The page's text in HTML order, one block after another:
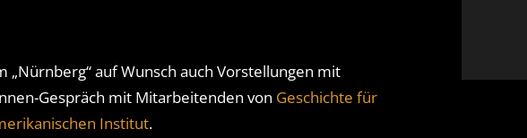
„Nürnberg“ auf Wunsch auch Vorstellungen mit
Gespräch mit Mitarbeitenden von Geschichte für
Institut.